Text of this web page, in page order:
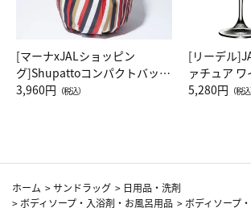
[マーナxJALショッピン
グ]Shupattoコンパクトバッグ
Drop JAL客室乗務員（LC）ス
3,960円 （税込）
[リーデル
ァチュア
ト（レッド
5,280円 （税込
ホーム >サンドラッグ > 日用品・洗剤
> ボディソープ・入浴剤・お風呂用品 > ボディソープ